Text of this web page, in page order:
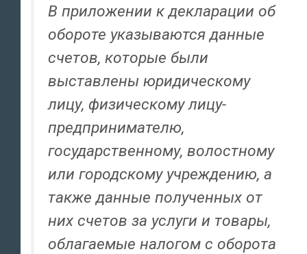
В приложении к декларации об
обороте указываются данные
счетов, которые были
выставлены юридическому
лицу, физическому лицу-
предпринимателю,
государственному, волостному
или городскому учреждению, а
также данные полученных от
них счетов за услуги и товары,
облагаемые налогом с оборота